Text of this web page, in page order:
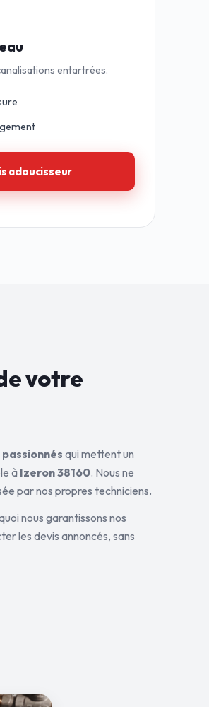
entartrées.
adoucisseur
votre
qui mettent un
à Izeron 38160. Nous ne
par nos propres techniciens.
nous garantissons nos
les devis annoncés, sans